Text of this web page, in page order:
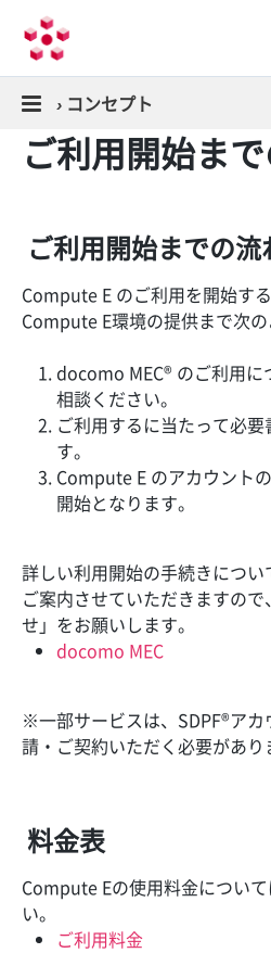
› コンセプト
ご利用開始ま
ご利用開始までの流
Compute E のご利用を開始す
Compute E環境の提供まで次の
docomo MEC® のご利用
相談ください。
ご利用するに当たって必
す。
Compute E のアカウント
開始となります。
詳しい利用開始の手続きにつ
ご案内させていただきますの
せ」をお願いします。
docomo MEC
※一部サービスは、SDPF®ア
請・ご契約いただく必要があり
料金表
Compute Eの使用料金につい
い。
ご利用料金